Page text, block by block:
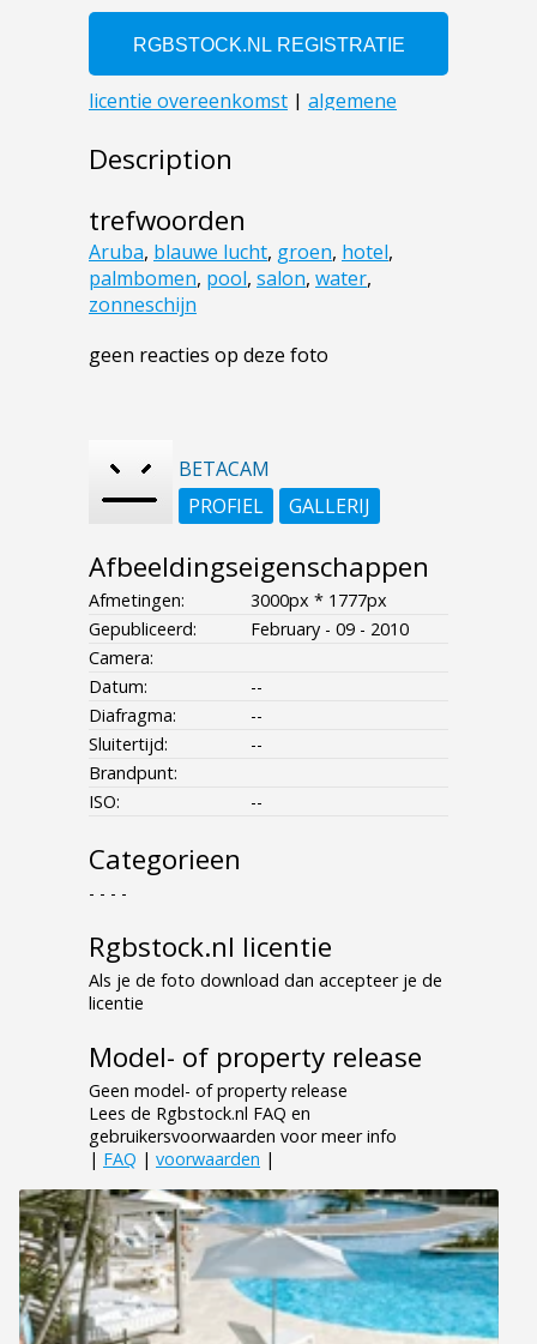
Description
trefwoorden
Aruba, blauwe lucht, groen, hotel,
palmbomen, pool, salon, water,
zonneschijn
geen reacties op deze foto
BETACAM
PROFIEL
GALLERIJ
Afbeeldingseigenschappen
Afmetingen:
3000px * 1777px
Gepubliceerd:
February - 09 - 2010
Camera:
Datum:
--
Diafragma:
--
Sluitertijd:
--
Brandpunt:
ISO:
--
Categorieen
- - - -
Rgbstock.nl licentie
Als je de foto download dan accepteer je de
licentie
Model- of property release
Geen model- of property release
Lees de Rgbstock.nl FAQ en
gebruikersvoorwaarden voor meer info
| FAQ | voorwaarden |